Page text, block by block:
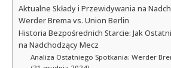
Aktualne Składy i Przewidywania na
Werder Brema vs. Union Berlin
Historia Bezpośrednich Starcie: Jak
na Nadchodzący Mecz
Analiza Ostatniego Spotkania: Werder